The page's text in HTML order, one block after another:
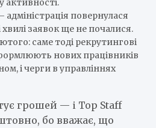
активності.
повернулася
хвилі заявок ще не почалися.
саме тоді рекрутингові
нових працівників
і черги в управліннях
грошей — і Top Staff
бо вважає, що